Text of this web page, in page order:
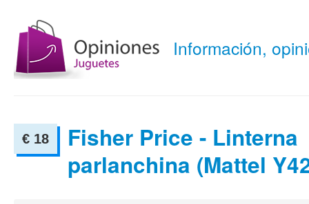
Información,
€ 18
Fisher Price - Linterna
parlanchina (Mattel